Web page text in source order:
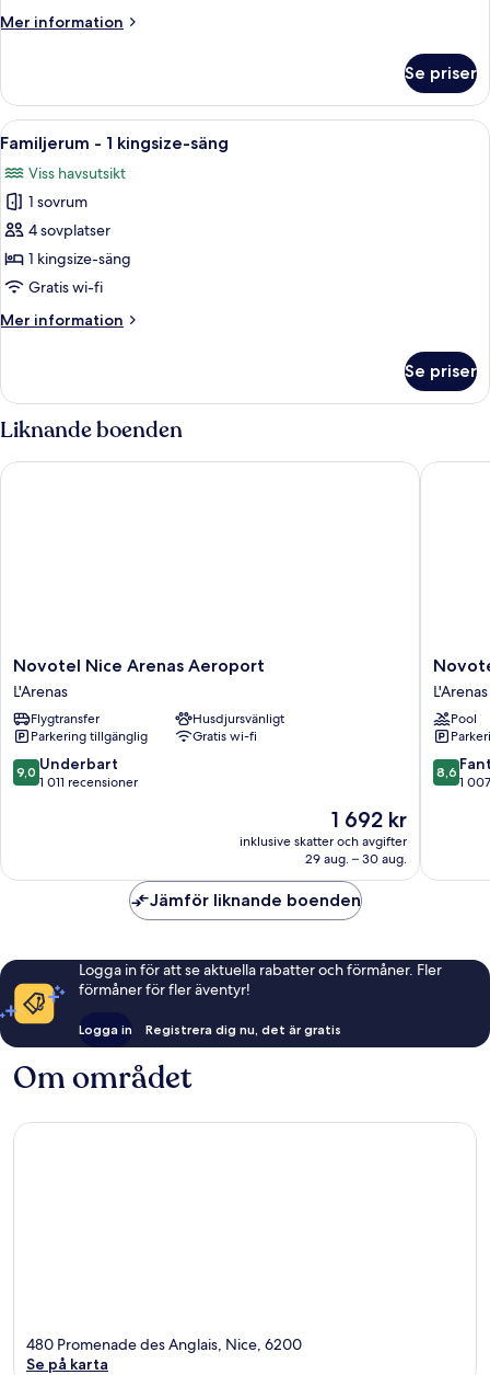
enkelsängar
havsutsikt
Mer information
Mer
rum
2
enkelsängar
-
viss
Se priser
Öppna
alla
foton
för
Familjerum
-
1
säng
Ett hotellrum med två sängar, ett
8
Familjerum - 1 kingsize-säng
Viss havsutsikt
1 sovrum
4 sovplatser
1 kingsize-säng
Gratis wi-fi
Mer information
Mer
-
kingsize-
Se priser
Liknande boenden
Novotel
Nice
Arenas
Aeroport
L'Arenas
Novotel Nice Arenas Aeroport
L'Arenas
Flygtransfer
Husdjursvänligt
Parkering tillgänglig
Gratis wi-fi
9.0
av
9,0 Underbart
1 011 recensioner
Priset
är
1 692 kr
1 692 kr
inklusive skatter och avgifter
29 aug. – 30 aug.
Novotel Nice Arenas Aeroport
Novotel
Suites
Nice
Airport
L'Arenas
L'Arenas
Pool
8.6
av
8,6
1
Novotel
Jämför liknande boenden
Logga in för att se aktuella rabatter och förmåner. Fler
förmåner för fler äventyr!
Logga in Registrera dig nu, det är gratis
Om området
480 Promenade des Anglais, Nice, 6200
Se på karta